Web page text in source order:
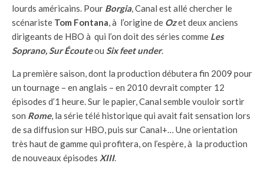
lourds américains. Pour Borgia, Canal est allé chercher le
scénariste Tom Fontana, à l’origine de Ozet deux anciens
dirigeants de HBO à qui l’on doit des séries comme Les
Soprano, Sur Écouteou Six feet under.
La première saison, dont la production débutera fin 2009 pour
un tournage – en anglais – en 2010 devrait compter 12
épisodes d’1 heure. Sur le papier, Canal semble vouloir sortir
son Rome, la série télé historique qui avait fait sensation lors
de sa diffusion sur HBO, puis sur Canal+… Une orientation
très haut de gamme qui profitera, on l’espère, à la production
de nouveaux épisodes XIII.